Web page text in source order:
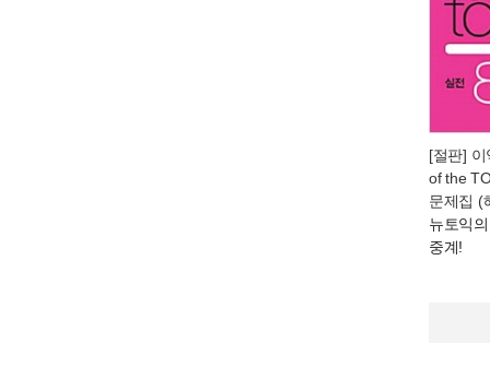
[절판]
of the
문제집 (
뉴토익
중계!